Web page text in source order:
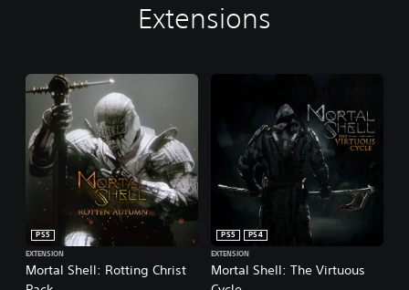
Extensions
Mortal Shell: Rotting Christ
PS5
EXTENSION
Mortal Shell: The Virtuous
PS5
PS4
EXTENSION